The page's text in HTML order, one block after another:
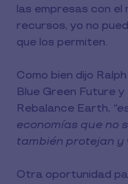
las empresas con el
recursos, yo no
que los permiten.
Como bien dijo
Blue Green Future
Rebalance Earth,
economías que no
también protejan y
Otra oportunidad